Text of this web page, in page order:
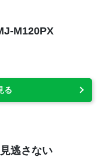
M120PX
る
逃さない